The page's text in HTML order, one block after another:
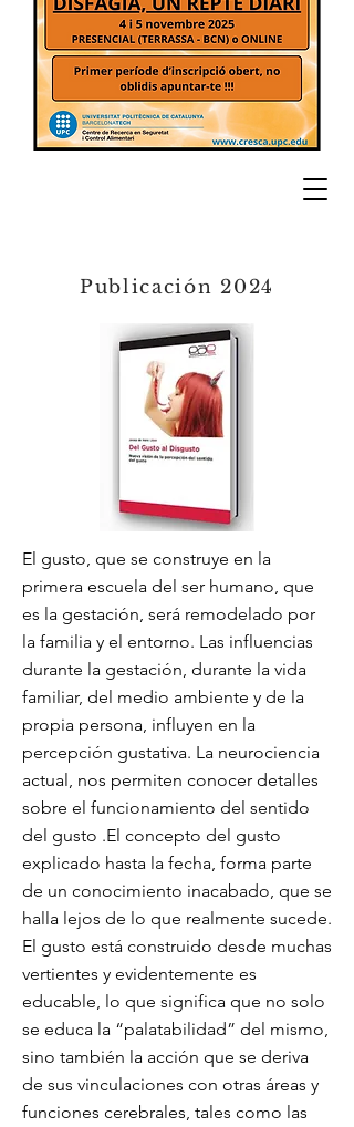
Publicación 2024
El gusto, que se construye en la
primera escuela del ser humano, que
es la gestación, será remodelado por
la familia y el entorno. Las influencias
durante la gestación, durante la vida
familiar, del medio ambiente y de la
propia persona, influyen en la
percepción gustativa. La neurociencia
actual, nos permiten conocer detalles
sobre el funcionamiento del sentido
del gusto .El concepto del gusto
explicado hasta la fecha, forma parte
de un conocimiento inacabado, que se
halla lejos de lo que realmente sucede.
El gusto está construido desde muchas
vertientes y evidentemente es
educable, lo que significa que no solo
se educa la “palatabilidad” del mismo,
sino también la acción que se deriva
de sus vinculaciones con otras áreas y
funciones cerebrales, tales como las